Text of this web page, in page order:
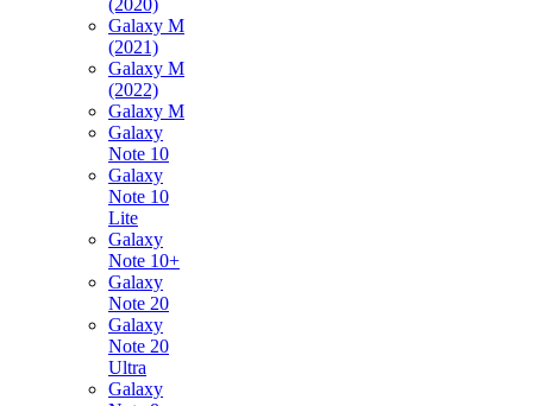
(2020)
Galaxy M
(2021)
Galaxy M
(2022)
Galaxy M
Galaxy
Note 10
Galaxy
Note 10
Lite
Galaxy
Note 10+
Galaxy
Note 20
Galaxy
Note 20
Ultra
Galaxy